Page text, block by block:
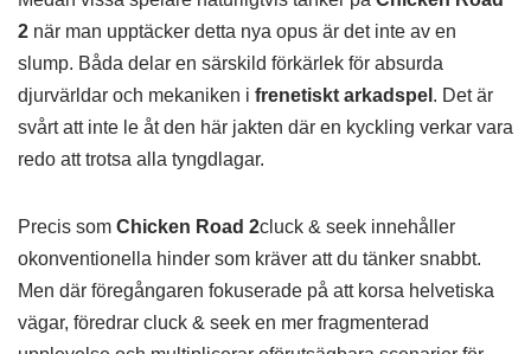
2 när man upptäcker detta nya opus är det inte av en
slump. Båda delar en särskild förkärlek för absurda
djurvärldar och mekaniken i frenetiskt arkadspel . Det är
svårt att inte le åt den här jakten där en kyckling verkar vara
redo att trotsa alla tyngdlagar.
Precis som Chicken Road 2cluck & seek innehåller
okonventionella hinder som kräver att du tänker snabbt.
Men där föregångaren fokuserade på att korsa helvetiska
vägar, föredrar cluck & seek en mer fragmenterad